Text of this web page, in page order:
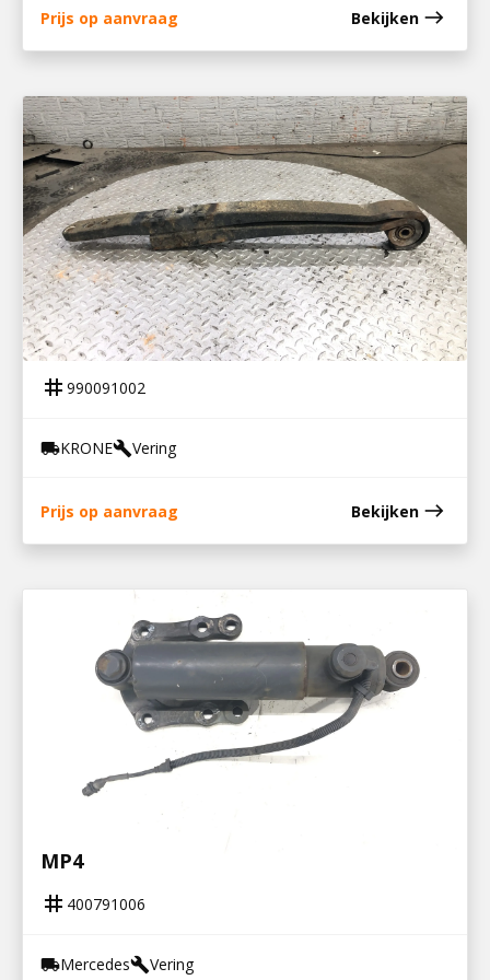
Prijs op aanvraag Bekijken east
990091002
VEER KRONE AANHANGER
tag 990091002
local_shippingKRONEbuildVering
Prijs op aanvraag Bekijken east
SCHOKBREKER MET OVERHELREGELING
MP4
tag 400791006
local_shippingMercedesbuildVering